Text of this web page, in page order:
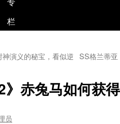
栏
神演义的秘宝，看似逆
SS格兰蒂
》赤兔马如何获
员